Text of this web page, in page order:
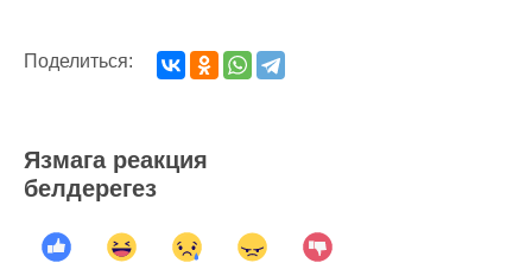
Поделиться:
Язмага реакция
белдерегез